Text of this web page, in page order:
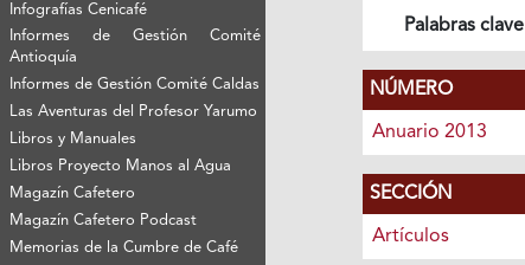
Infografías Cenicafé
Informes de Gestión Comité
Antioquía
Informes de Gestión Comité Caldas
Las Aventuras del Profesor Yarumo
Libros y Manuales
Libros Proyecto Manos al Agua
Magazín Cafetero
Magazín Cafetero Podcast
Memorias de la Cumbre de Café
Palabras clave
NÚMERO
Anuario 2013
SECCIÓN
Artículos